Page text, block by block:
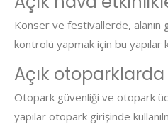
Konser ve festivallerde, alanın
kontrolü yapmak için bu yapılar
Açık otoparklarda
Otopark güvenliği ve otopark
yapılar otopark girişinde